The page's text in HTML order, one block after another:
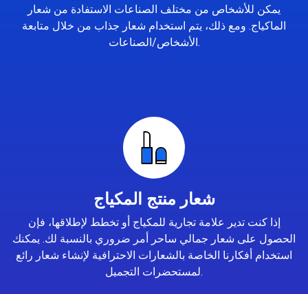
يمكن للأشخاص من مختلف الصناعات الاستفادة من شعار
الماكياج. ومع ذلك، يتم استخدام شعار جذاب من خلال متابعة
الأشخاص/الصناعات.
شعار منتج المكياج
إذا كنت تدير علامة تجارية للمكياج أو تخطط لإطلاقها، فإن
الحصول على شعار جمالي ساحر أمر ضروري بالنسبة لك. يمكنك
استخدام أفكارنا الخاصة بالشعارات الاحترافية لإنشاء شعار رائع
لمستحضرات التجميل.